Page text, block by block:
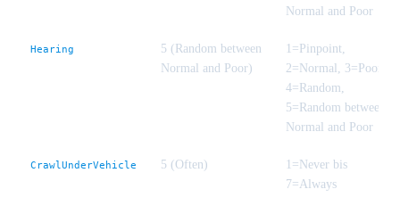
Normal and Poor
Hearing
5 (Random between
Normal and Poor)
1=Pinpoint,
2=Normal, 3=Poor,
4=Random,
5=Random between
Normal and Poor
CrawlUnderVehicle 5 (Often)
1=Never bis
7=Always